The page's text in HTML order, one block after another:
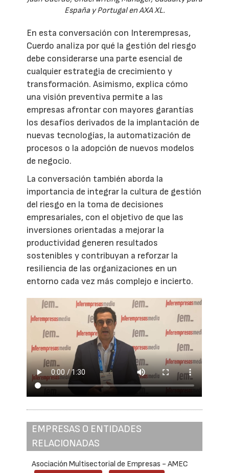
España y Portugal en AXA XL.
En esta conversación con Interempresas,
Cuerdo analiza por qué la gestión del riesgo
debe considerarse una parte esencial de
cualquier estrategia de crecimiento y
transformación. Asimismo, explica cómo
una visión preventiva permite a las
empresas afrontar con mayores garantías
los desafíos derivados de la implantación de
nuevas tecnologías, la automatización de
procesos o la adopción de nuevos modelos
de negocio.
La conversación también aborda la
importancia de integrar la cultura de gestión
del riesgo en la toma de decisiones
empresariales, con el objetivo de que las
inversiones orientadas a mejorar la
productividad generen resultados
sostenibles y contribuyan a reforzar la
resiliencia de las organizaciones en un
entorno cada vez más complejo e incierto.
EMPRESAS O ENTIDADES
RELACIONADAS
Asociación Multisectorial de Empresas - AMEC